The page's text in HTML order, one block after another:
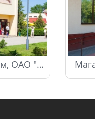
Универсам, ОАО "Аэлита Люкс"